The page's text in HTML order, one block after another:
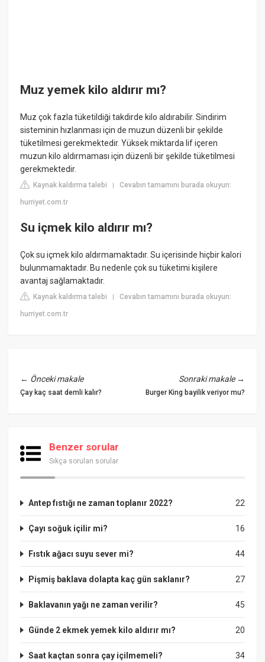
Muz yemek kilo aldırır mı?
Muz çok fazla tüketildiği takdirde kilo aldırabilir. Sindirim
sisteminin hızlanması için de muzun düzenli bir şekilde
tüketilmesi gerekmektedir. Yüksek miktarda lif içeren
muzun kilo aldırmaması için düzenli bir şekilde tüketilmesi
gerekmektedir.
Kaynak kaldırma talebi |Cevabın tamamını burada okuyun:
hurriyet.com.tr
Su içmek kilo aldırır mı?
Çok su içmek kilo aldırmamaktadır. Su içerisinde hiçbir kalori
bulunmamaktadır. Bu nedenle çok su tüketimi kişilere
avantaj sağlamaktadır.
Kaynak kaldırma talebi |Cevabın tamamını burada okuyun:
hurriyet.com.tr
← Önceki makale
Çay kaç saat demli kalır?
Sonraki makale→
Burger King bayilik veriyor mu?
Benzer sorular
Sıkça sorulan sorular
22
Antep fıstığı ne zaman toplanır 2022?
16
Çayı soğuk içilir mi?
44
Fıstık ağacı suyu sever mi?
27
Pişmiş baklava dolapta kaç gün saklanır?
45
Baklavanın yağı ne zaman verilir?
20
Günde 2 ekmek yemek kilo aldırır mı?
34
Saat kaçtan sonra çay içilmemeli?